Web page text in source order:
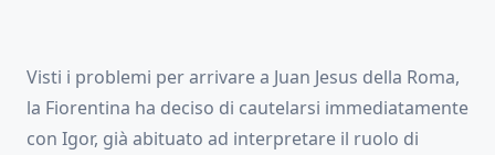
Visti i problemi per arrivare a Juan Jesus della Roma,
la Fiorentina ha deciso di cautelarsi immediatamente
con Igor, già abituato ad interpretare il ruolo di